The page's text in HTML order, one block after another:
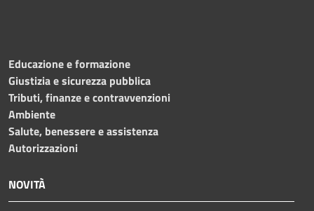
Educazione e formazione
Giustizia e sicurezza pubblica
Tributi, finanze e contravvenzioni
Ambiente
Salute, benessere e assistenza
Autorizzazioni
NOVITÀ